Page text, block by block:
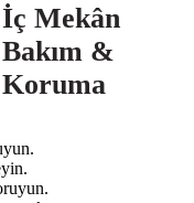
İç Mekân
Bakım &
Koruma